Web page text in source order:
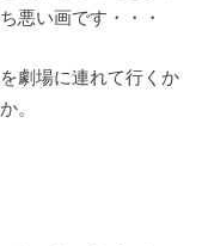
悪い画です・・・
劇場に連れて行くか
。